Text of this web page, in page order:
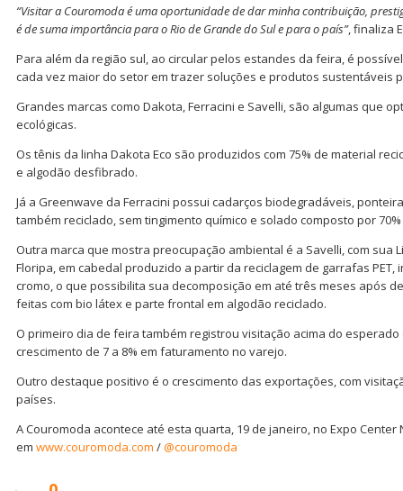
“Visitar a Couromoda é uma oportunidade de dar minha contribuição,
é de suma importância para o Rio de Grande do Sul e para o país”, finaliza
Para além da região sul, ao circular pelos estandes da feira, é
cada vez maior do setor em trazer soluções e produtos sustentáveis
Grandes marcas como Dakota, Ferracini e Savelli, são algumas que
ecológicas.
Os tênis da linha Dakota Eco são produzidos com 75% de material
e algodão desfibrado.
Já a Greenwave da Ferracini possui cadarços biodegradáveis,
também reciclado, sem tingimento químico e solado composto por
Outra marca que mostra preocupação ambiental é a Savelli, com sua
Floripa, em cabedal produzido a partir da reciclagem de garrafas
cromo, o que possibilita sua decomposição em até três meses após
feitas com bio látex e parte frontal em algodão reciclado.
O primeiro dia de feira também registrou visitação acima do
crescimento de 7 a 8% em faturamento no varejo.
Outro destaque positivo é o crescimento das exportações, com
países.
A Couromoda acontece até esta quarta, 19 de janeiro, no Expo Center
em www.couromoda.com /@couromoda